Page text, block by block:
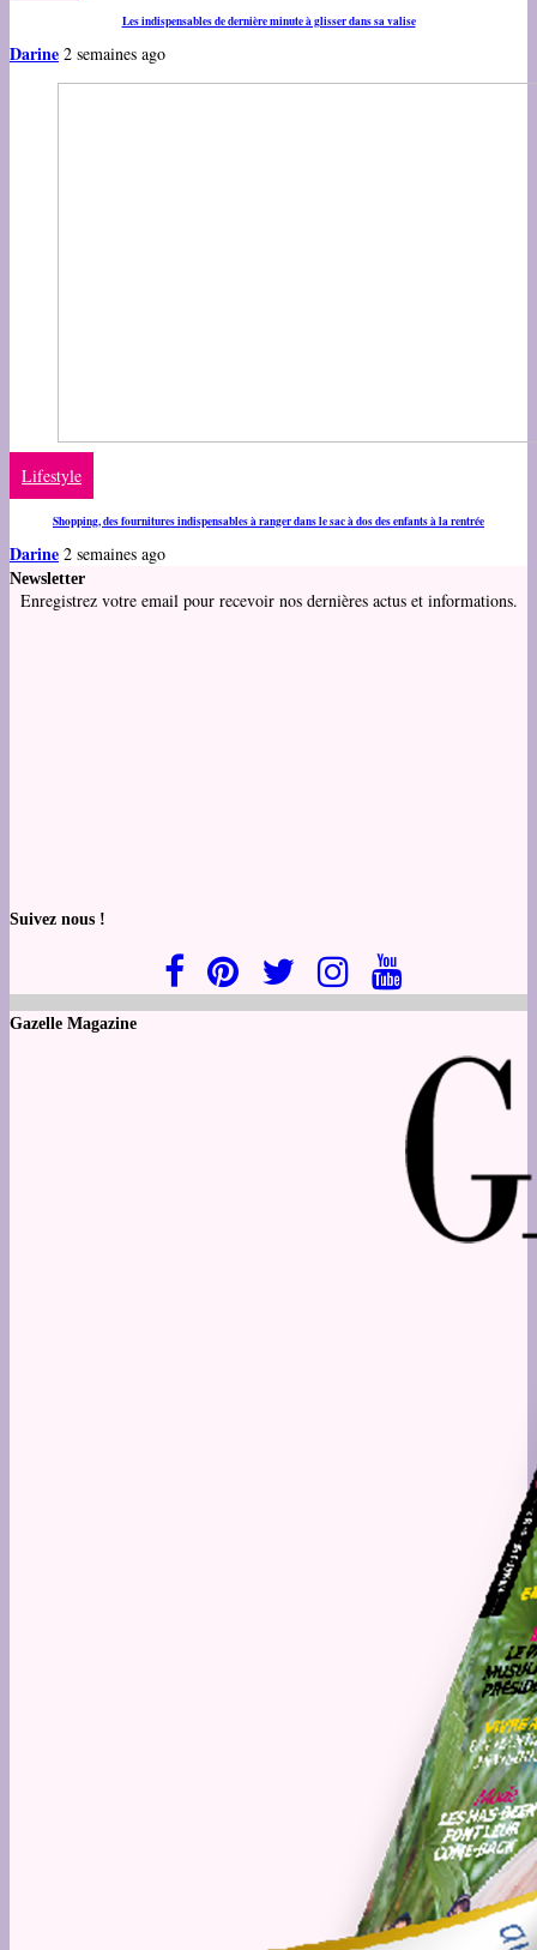
Les indispensables de dernière minute à glisser dans sa valise
Darine 2 semaines ago
Lifestyle
Shopping, des fournitures indispensables à ranger dans le sac à dos des enfants à la rentrée
Darine 2 semaines ago
Newsletter
Enregistrez votre email pour recevoir nos dernières actus et informations.
Suivez nous !
Gazelle Magazine